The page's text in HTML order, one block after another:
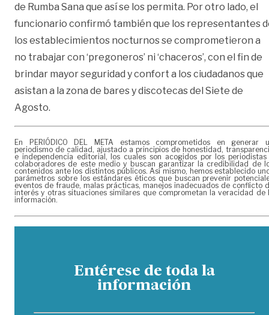
de Rumba Sana que así se los permita. Por otro lado, el
funcionario confirmó también que los representantes
los establecimientos nocturnos se comprometieron a
no trabajar con ‘pregoneros’ ni ‘chaceros’, con el fin de
brindar mayor seguridad y confort a los ciudadanos que
asistan a la zona de bares y discotecas del Siete de
Agosto.
En PERIÓDICO DEL META estamos comprometidos en generar
periodismo de calidad, ajustado a principios de honestidad,
e independencia editorial, los cuales son acogidos por los periodistas
colaboradores de este medio y buscan garantizar la credibilidad de
contenidos ante los distintos públicos. Así mismo, hemos establecido
parámetros sobre los estándares éticos que buscan prevenir
eventos de fraude, malas prácticas, manejos inadecuados de conflicto
interés y otras situaciones similares que comprometan la veracidad de
información.
Entérese de toda la
información